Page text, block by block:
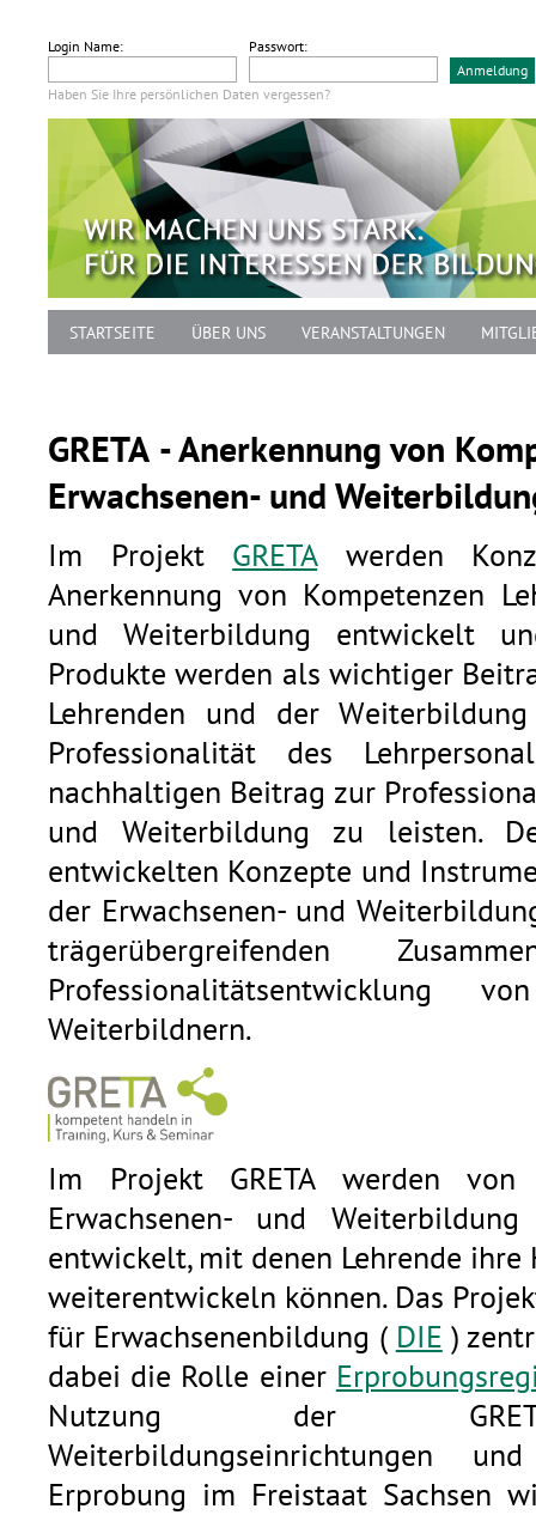
Login Name: Passwort:
Haben Sie Ihre persönlichen Daten vergessen?
STARTSEITE ÜBER UNS VERANSTALTUNGEN
GRETA - Anerkennung von
Erwachsenen- und
Im Projekt GRETAwerden
Anerkennung von Kompetenzen
und Weiterbildung entwickelt
Produkte werden als wichtiger
Lehrenden und der
Professionalität des
nachhaltigen Beitrag zur
und Weiterbildung zu leisten.
entwickelten Konzepte und
der Erwachsenen- und
trägerübergreifenden
Professionalitätsentwicklung
Weiterbildnern.
Im Projekt GRETA werden von
Erwachsenen- und
entwickelt, mit denen Lehrende ihre
weiterentwickeln können. Das
für Erwachsenenbildung ( DIE )
dabei die Rolle einer
Nutzung der
Weiterbildungseinrichtungen
Erprobung im Freistaat Sachsen